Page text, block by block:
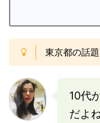
東京都の話題
10代
だよね